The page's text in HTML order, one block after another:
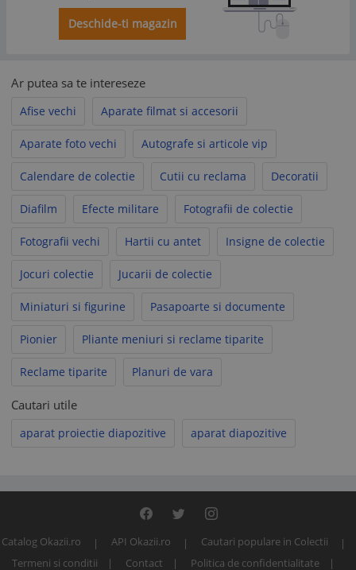
Deschide-ti magazin
Ar putea sa te intereseze
Afise vechi Aparate filmat si accesorii
Aparate foto vechi Autografe si articole vip
Calendare de colectie Cutii cu reclama Decoratii
Diafilm Efecte militare Fotografii de colectie
Fotografii vechi Hartii cu antet Insigne de colectie
Jocuri colectie Jucarii de colectie
Miniaturi si figurine Pasapoarte si documente
Pionier Pliante meniuri si reclame tiparite
Reclame tiparite Planuri de vara
Cautari utile
aparat proiectie diapozitive aparat diapozitive
Catalog Okazii.ro API Okazii.ro
Cautari populare in Colectii
Termeni si conditii
Contact Politica de confidentialitate